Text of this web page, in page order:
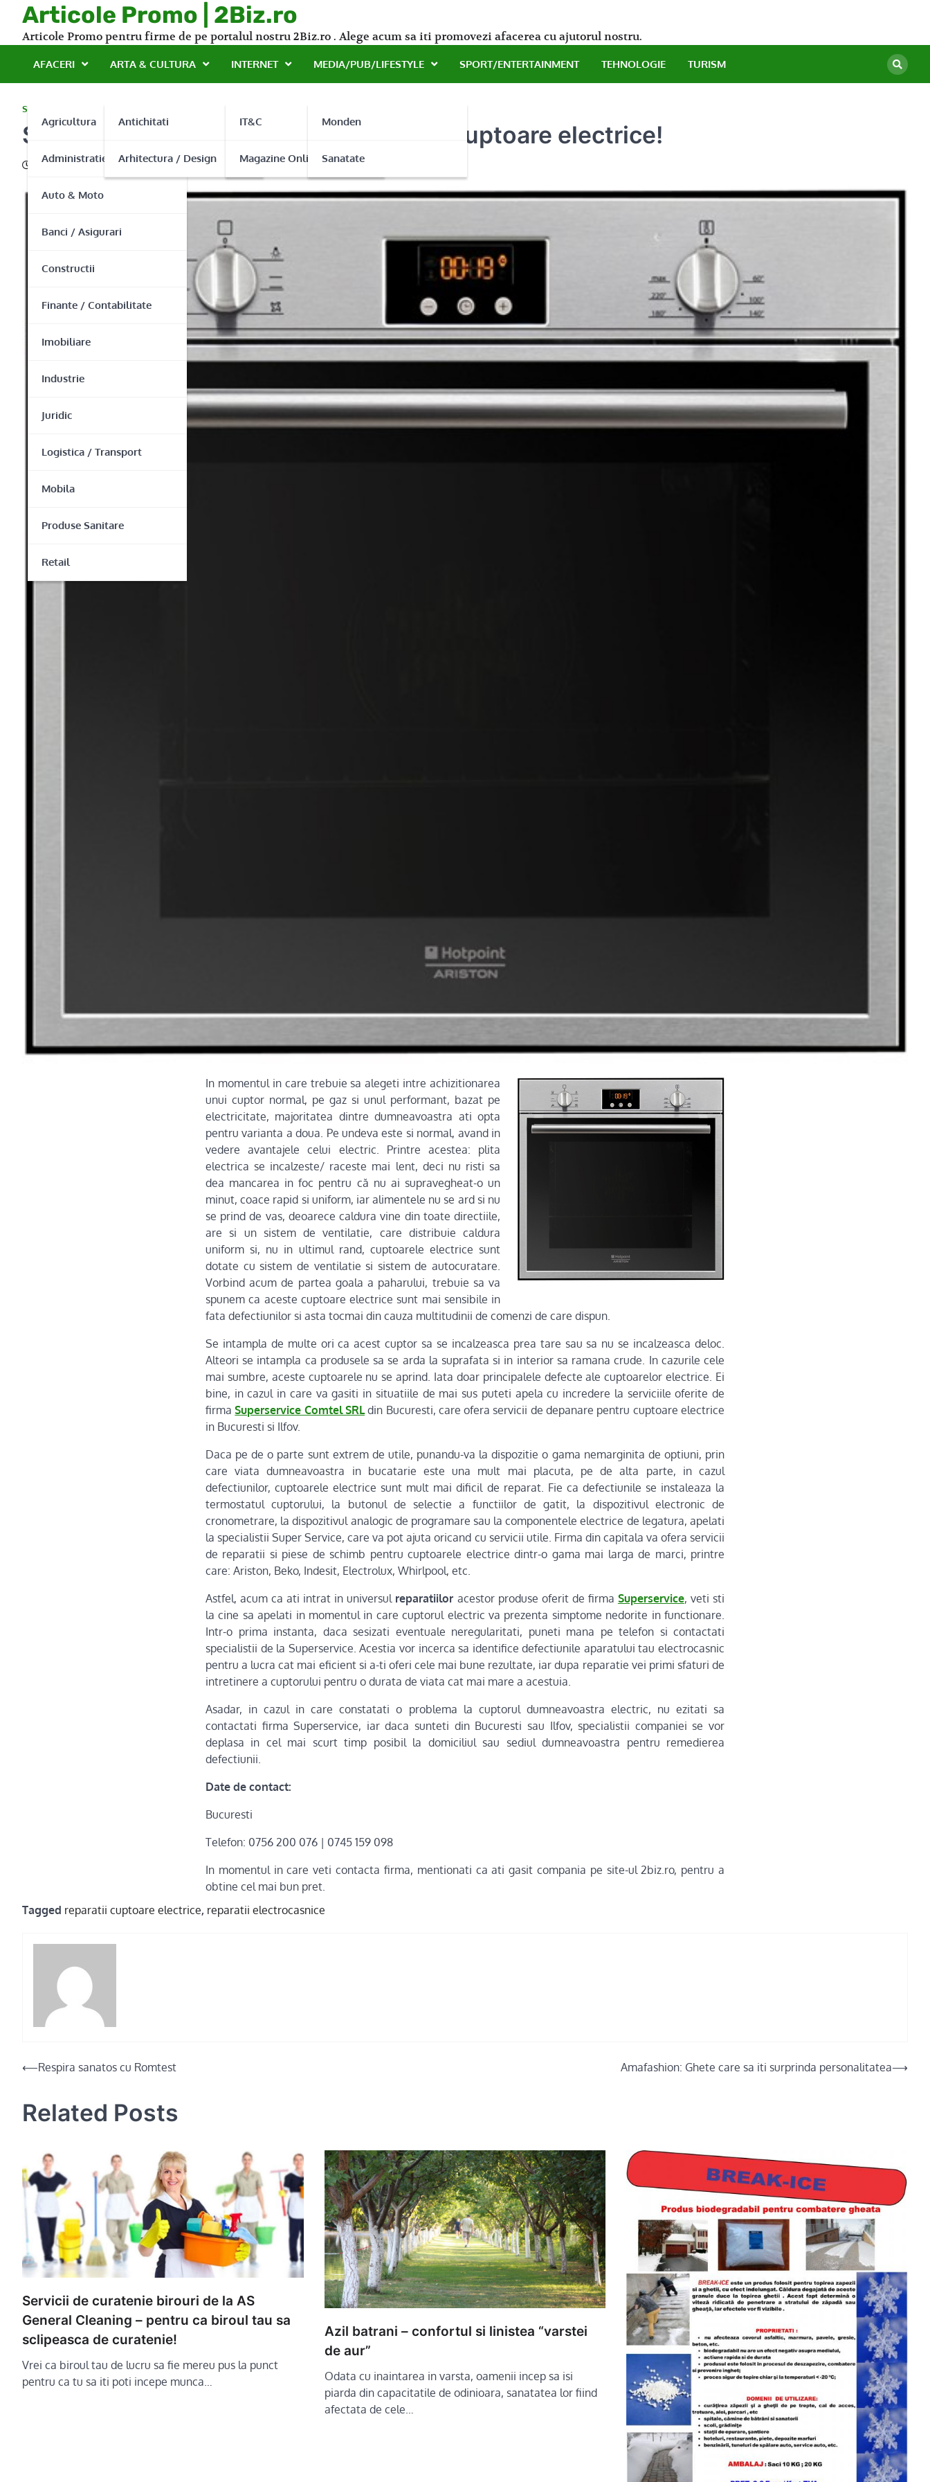
content
Articole Promo | 2Biz.ro
Articole Promo pentru firme de pe portalul nostru 2Biz.ro . Alege acum sa iti promovezi afacerea cu ajutorul nostru.
AFACERI
Agricultura
Administratie Publica
Auto & Moto
Banci / Asigurari
Constructii
Finante / Contabilitate
Imobiliare
Industrie
Juridic
Logistica / Transport
Mobila
Produse Sanitare
Retail
ARTA & CULTURA
Antichitati
Arhitectura / Design
INTERNET
IT&C
Magazine Online
MEDIA/PUB/LIFESTYLE
Monden
Sanatate
SPORT/ENTERTAINMENT TEHNOLOGIE TURISM
SERVICII
Superservice – Repara orice model de cuptoare electrice!
15/11/2013
In momentul in care trebuie sa alegeti intre achizitionarea
unui cuptor normal, pe gaz si unul performant, bazat pe
electricitate, majoritatea dintre dumneavoastra ati opta
pentru varianta a doua. Pe undeva este si normal, avand in
vedere avantajele celui electric. Printre acestea: plita
electrica se incalzeste/ raceste mai lent, deci nu risti sa
dea mancarea in foc pentru că nu ai supravegheat-o un
minut, coace rapid si uniform, iar alimentele nu se ard si nu
se prind de vas, deoarece caldura vine din toate directiile,
are si un sistem de ventilatie, care distribuie caldura
uniform si, nu in ultimul rand, cuptoarele electrice sunt
dotate cu sistem de ventilatie si sistem de autocuratare.
Vorbind acum de partea goala a paharului, trebuie sa va
spunem ca aceste cuptoare electrice sunt mai sensibile in
fata defectiunilor si asta tocmai din cauza multitudinii de comenzi de care dispun.
Se intampla de multe ori ca acest cuptor sa se incalzeasca prea tare sau sa nu se incalzeasca deloc.
Alteori se intampla ca produsele sa se arda la suprafata si in interior sa ramana crude. In cazurile cele
mai sumbre, aceste cuptoarele nu se aprind. Iata doar principalele defecte ale cuptoarelor electrice. Ei
bine, in cazul in care va gasiti in situatiile de mai sus puteti apela cu incredere la serviciile oferite de
firmaSuperservice Comtel SRLdin Bucuresti, care ofera servicii de depanare pentru cuptoare electrice
in Bucuresti si Ilfov.
Daca pe de o parte sunt extrem de utile, punandu-va la dispozitie o gama nemarginita de optiuni, prin
care viata dumneavoastra in bucatarie este una mult mai placuta, pe de alta parte, in cazul
defectiunilor, cuptoarele electrice sunt mult mai dificil de reparat. Fie ca defectiunile se instaleaza la
termostatul cuptorului, la butonul de selectie a functiilor de gatit, la dispozitivul electronic de
cronometrare, la dispozitivul analogic de programare sau la componentele electrice de legatura, apelati
la specialistii Super Service, care va pot ajuta oricand cu servicii utile. Firma din capitala va ofera servicii
de reparatii si piese de schimb pentru cuptoarele electrice dintr-o gama mai larga de marci, printre
care: Ariston, Beko, Indesit, Electrolux, Whirlpool, etc.
Astfel, acum ca ati intrat in universulreparatiilor acestor produse oferit de firma Superservice, veti sti
la cine sa apelati in momentul in care cuptorul electric va prezenta simptome nedorite in functionare.
Intr-o prima instanta, daca sesizati eventuale neregularitati, puneti mana pe telefon si contactati
specialistii de la Superservice. Acestia vor incerca sa identifice defectiunile aparatului tau electrocasnic
pentru a lucra cat mai eficient si a-ti oferi cele mai bune rezultate, iar dupa reparatie vei primi sfaturi de
intretinere a cuptorului pentru o durata de viata cat mai mare a acestuia.
Asadar, in cazul in care constatati o problema la cuptorul dumneavoastra electric, nu ezitati sa
contactati firma Superservice, iar daca sunteti din Bucuresti sau Ilfov, specialistii companiei se vor
deplasa in cel mai scurt timp posibil la domiciliul sau sediul dumneavoastra pentru remedierea
defectiunii.
Date de contact:
Bucuresti
Telefon: 0756 200 076 | 0745 159 098
In momentul in care veti contacta firma, mentionati ca ati gasit compania pe site-ul 2biz.ro, pentru a
obtine cel mai bun pret.
Tagged reparatii cuptoare electrice, reparatii electrocasnice
Post
⟵Respira sanatos cu Romtest Amafashion: Ghete care sa iti surprinda personalitatea⟶
Related Posts
Servicii de curatenie birouri de la AS
General Cleaning – pentru ca biroul tau sa
sclipeasca de curatenie!
Vrei ca biroul tau de lucru sa fie mereu pus la punct
pentru ca tu sa iti poti incepe munca…
Azil batrani – confortul si linistea “varstei
de aur”
Odata cu inaintarea in varsta, oamenii incep sa isi
piarda din capacitatile de odinioara, sanatatea lor fiind
afectata de cele…